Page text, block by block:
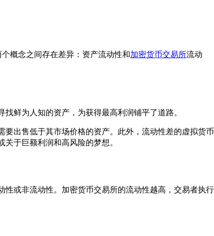
概念之间存在差异：资产流动性和加密货币交易所流动
鲜为人知的资产，为获得最高利润铺平了道路。
出售低于其市场价格的资产。此外，流动性差的虚拟货币
于巨额利润和高风险的梦想。
或非流动性。加密货币交易所的流动性越高，交易者执行